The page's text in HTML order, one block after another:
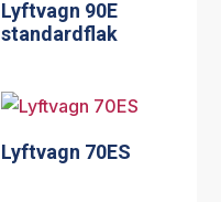
Lyftvagn 90E
standardflak
Lyftvagn 70ES